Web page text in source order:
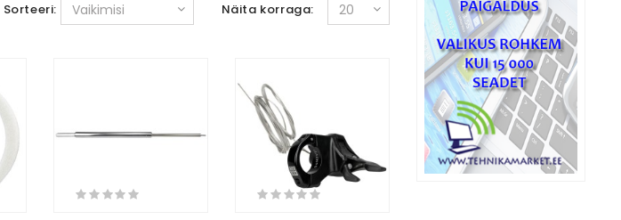
Näita korraga:
Sorteeri: